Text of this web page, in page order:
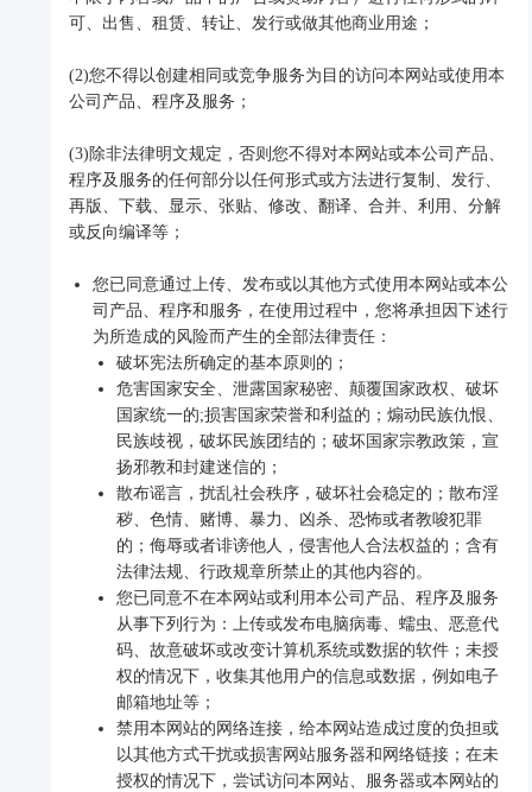
可、出售、租赁、转让、发行或做其他商业用途；
(2)您不得以创建相同或竞争服务为目的访问本网站或使用本
公司产品、程序及服务；
(3)除非法律明文规定，否则您不得对本网站或本公司产品、
程序及服务的任何部分以任何形式或方法进行复制、发行、
再版、下载、显示、张贴、修改、翻译、合并、利用、分解
或反向编译等；
您已同意通过上传、发布或以其他方式使用本网站或本公
司产品、程序和服务，在使用过程中，您将承担因下述行
为所造成的风险而产生的全部法律责任：
破坏宪法所确定的基本原则的；
危害国家安全、泄露国家秘密、颠覆国家政权、破坏
国家统一的;损害国家荣誉和利益的；煽动民族仇恨、
民族歧视，破坏民族团结的；破坏国家宗教政策，宣
扬邪教和封建迷信的；
散布谣言，扰乱社会秩序，破坏社会稳定的；散布淫
秽、色情、赌博、暴力、凶杀、恐怖或者教唆犯罪
的；侮辱或者诽谤他人，侵害他人合法权益的；含有
法律法规、行政规章所禁止的其他内容的。
您已同意不在本网站或利用本公司产品、程序及服务
从事下列行为：上传或发布电脑病毒、蠕虫、恶意代
码、故意破坏或改变计算机系统或数据的软件；未授
权的情况下，收集其他用户的信息或数据，例如电子
邮箱地址等；
禁用本网站的网络连接，给本网站造成过度的负担或
以其他方式干扰或损害网站服务器和网络链接；在未
授权的情况下，尝试访问本网站、服务器或本网站的